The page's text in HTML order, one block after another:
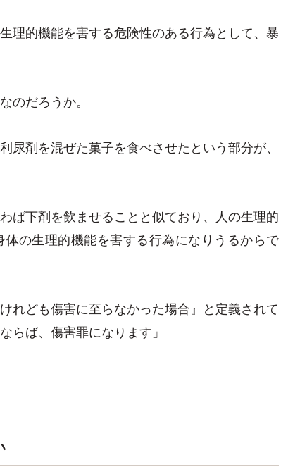
理的機能を害する危険性のある行為として、暴
のだろうか。
尿剤を混ぜた菓子を食べさせたという部分が、
ば下剤を飲ませることと似ており、人の生理的
の生理的機能を害する行為になりうるからで
れども傷害に至らなかった場合』と定義されて
らば、傷害罪になります」